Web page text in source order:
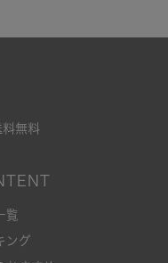
無料
覧
ング